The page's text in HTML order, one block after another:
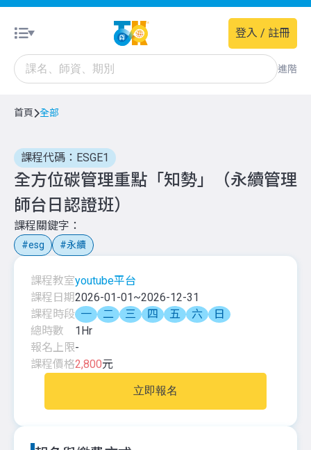
進階
登入 / 註冊
首頁 全部
課程代碼：ESGE1
全方位碳管理重點「知勢」（永續管理
師台日認證班）
課程關鍵字
esg 永續
課程教室youtube平台
課程日期2026-01-01~2026-12-31
課程時段 一 二 三 四 五 六
日
總時數
1Hr
報名上限-
課程價格2,800元
立即報名